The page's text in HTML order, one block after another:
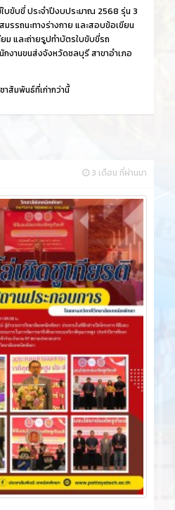
บขับขี่ ประจำปีงบประมาณ 2568 รุ่น 3
รรถนะทางร่างกาย และสอบข้อเขียน
ม และถ่ายรูปทำบัตรใบขับขี่รถ
งานขนส่งจังหวัดชลบุรี สาขาอำเภอ
าสัมพันธ์ที่เก่ากว่านี้
3 เดือน ที่ผ่านมา